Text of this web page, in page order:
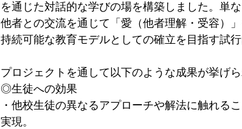
を通じた対話的な学びの場を構築しました。単
他者との交流を通じて「愛（他者理解・受容）
持続可能な教育モデルとしての確立を目指す試行
プロジェクトを通して以下のような成果が挙げら
◎生徒への効果
・他校生徒の異なるアプローチや解法に触れる
実現。